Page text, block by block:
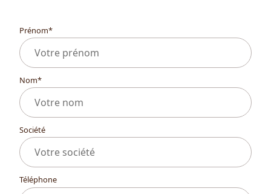
Prénom*
Nom*
Société
Téléphone